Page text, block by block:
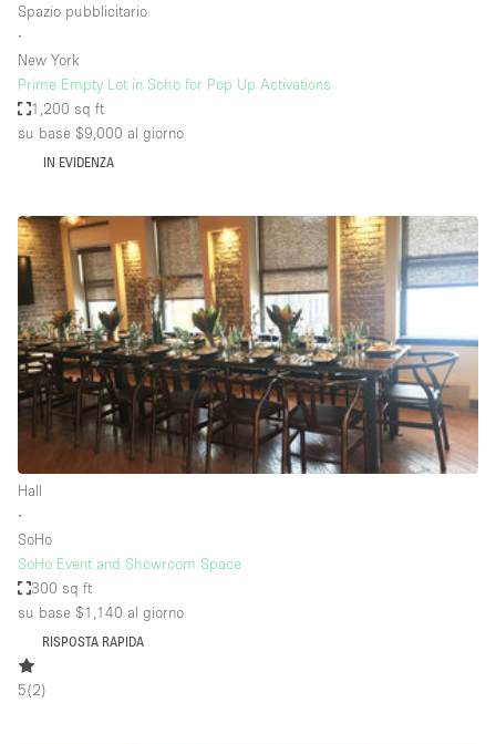
Atelier / Laboratorio
Container
Fiera/festival
Galleria d'arte
Hall
Imbarcazione
Magazzino
Negozio in centro commerciale
Sala riunioni
Salone
Spazio creativo
Spazio pubblicitario
∙
New York
Prime Empty Lot in Soho for Pop Up Activations
1,200 sq ft
su base $9,000 al giorno
IN EVIDENZA
Hall
∙
SoHo
SoHo Event and Showroom Space
300 sq ft
su base $1,140 al giorno
RISPOSTA RAPIDA
5(2)